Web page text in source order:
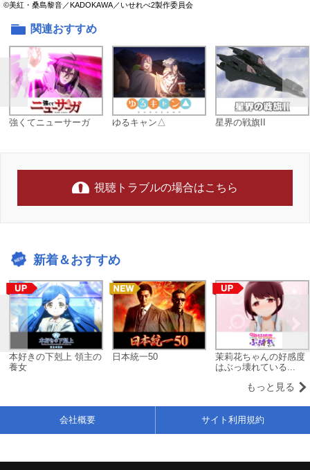
©美紅・桑島黎音／KADOKAWA／いせれべ2製作委員会
関連おすすめ
強くてニューサーガ ゆるキャン△ 星界の戦旗II
視聴トラブルの場合はこちら
新着＆おすすめ
本好きの下剋上 領主の
養女
日本統一50
茉莉花ちゃんの好感度
はぶっ壊れている...
もっと見る
会社概要 サイト利用規約